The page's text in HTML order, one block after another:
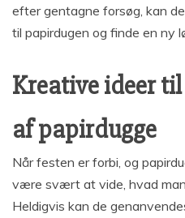
efter gentagne forsøg, kan
til papirdugen og finde en ny
Kreative ideer
af papirdugge
Når festen er forbi, og
være svært at vide, hvad man
Heldigvis kan de